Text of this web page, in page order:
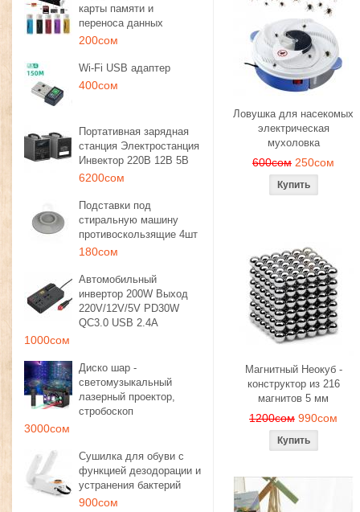
карты памяти и
переноса данных
200сом
Wi-Fi USB адаптер
400сом
Портативная зарядная
станция Электростанция
Инвектор 220В 12В 5В
6200сом
Подставки под
стиральную машину
противоскользящие 4шт
180сом
Автомобильный
инвертор 200W Выход
220V/12V/5V PD30W
QC3.0 USB 2.4A
1000сом
Диско шар -
светомузыкальный
лазерный проектор,
стробоскоп
3000сом
Сушилка для обуви с
функцией дезодорации и
устранения бактерий
900сом
Ловушка для насекомых
электрическая
мухоловка
600сом 250сом
Магнитный Неокуб -
конструктор из 216
магнитов 5 мм
1200сом 990сом